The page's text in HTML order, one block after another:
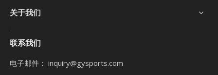
关于我们
联系我们
电子邮件： inquiry@gysports.com